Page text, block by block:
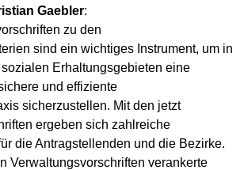
Gaebler:
zu den
sind ein wichtiges Instrument, um in
Erhaltungsgebieten eine
und effiziente
sicherzustellen. Mit den jetzt
ergeben sich zahlreiche
die Antragstellenden und die Bezirke.
Verwaltungsvorschriften verankerte